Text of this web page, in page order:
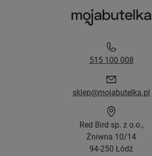
515 100 008
sklep@mojabutelka.pl
Red Bird sp. z o.o.,
Żniwna 10/14
94-250 Łódź